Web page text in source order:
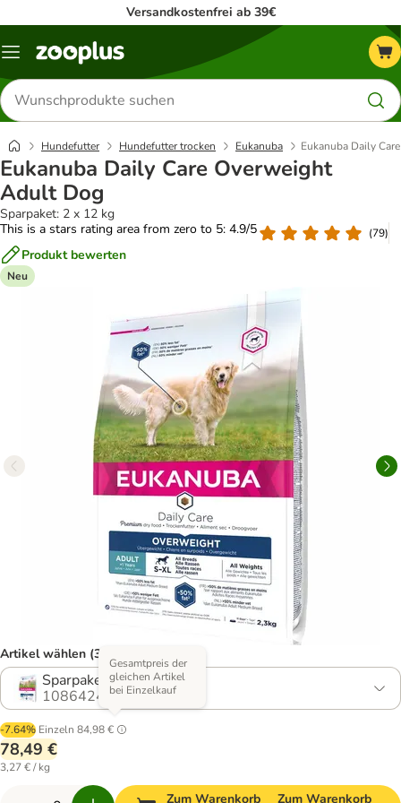
Versandkostenfrei ab 39€
Menü
Produkte
suchen
Hundefutter Hundefutter trocken Eukanuba Eukanuba Daily
Eukanuba Daily Care Overweight
Adult Dog
Sparpaket: 2 x 12 kg
This is a stars rating area from zero to 5: 4.9/5
(79)
Produkt bewerten
Neu
Artikel wählen (3 Varianten)
Sparpaket: 2 x 12 kg
1086424.0
-7.64% Einzeln 84,98 €
Gesamtpreis der
gleichen Artikel
bei Einzelkauf
78,49 €
3,27 € / kg
Zum Warenkorb
Zum Warenkorb